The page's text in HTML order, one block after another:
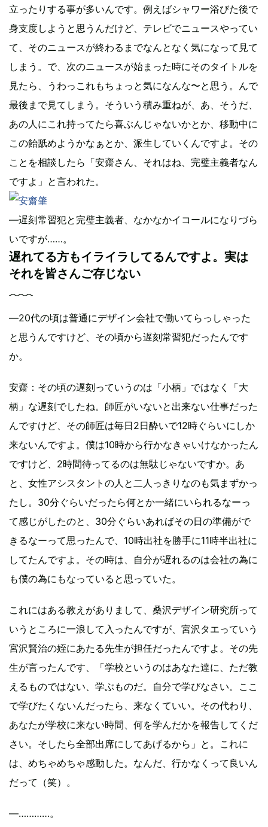
立ったりする事が多いんです。例えばシャワー浴びた後で
身支度しようと思うんだけど、テレビでニュースやってい
て、そのニュースが終わるまでなんとなく気になって見て
しまう。で、次のニュースが始まった時にそのタイトルを
見たら、うわっこれもちょっと気になんな〜と思う。んで
最後まで見てしまう。そういう積み重ねが、あ、そうだ、
あの人にこれ持ってたら喜ぶんじゃないかとか、移動中に
この飴舐めようかなぁとか、派生していくんですよ。その
ことを相談したら「安齋さん、それはね、完璧主義者なん
ですよ」と言われた。
―遅刻常習犯と完璧主義者、なかなかイコールになりづら
いですが……。
遅れてる方もイライラしてるんですよ。実は
それを皆さんご存じない
―20代の頃は普通にデザイン会社で働いてらっしゃった
と思うんですけど、その頃から遅刻常習犯だったんです
か。
安齋 ：その頃の遅刻っていうのは「小柄」ではなく「大
柄」な遅刻でしたね。師匠がいないと出来ない仕事だった
んですけど、その師匠は毎日2日酔いで12時ぐらいにしか
来ないんですよ。僕は10時から行かなきゃいけなかったん
ですけど、2時間待ってるのは無駄じゃないですか。あ
と、女性アシスタントの人と二人っきりなのも気まずかっ
たし。30分ぐらいだったら何とか一緒にいられるなーっ
て感じがしたのと、30分ぐらいあればその日の準備がで
きるなーって思ったんで、10時出社を勝手に11時半出社に
してたんですよ。その時は、自分が遅れるのは会社の為に
も僕の為にもなっていると思っていた。
これにはある教えがありまして、桑沢デザイン研究所って
いうところに一浪して入ったんですが、宮沢タエっていう
宮沢賢治の姪にあたる先生が担任だったんですよ。その先
生が言ったんです、「学校というのはあなた達に、ただ教
えるものではない、学ぶものだ。自分で学びなさい。ここ
で学びたくないんだったら、来なくていい。その代わり、
あなたが学校に来ない時間、何を学んだかを報告してくだ
さい。そしたら全部出席にしてあげるから」と。これに
は、めちゃめちゃ感動した。なんだ、行かなくって良いん
だって（笑）。
―…………。